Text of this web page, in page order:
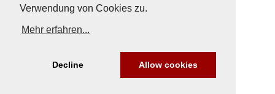
Verwendung von Cookies zu.
Mehr erfahren...
Decline Allow cookies